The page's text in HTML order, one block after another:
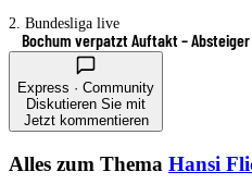
2. Bundesliga live
Bochum verpatzt Auftakt –
Express · Community
Diskutieren Sie mit
Jetzt kommentieren
Alles zum Thema Hansi